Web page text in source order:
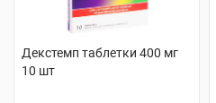
Декстемп таблетки 400 мг
10 шт